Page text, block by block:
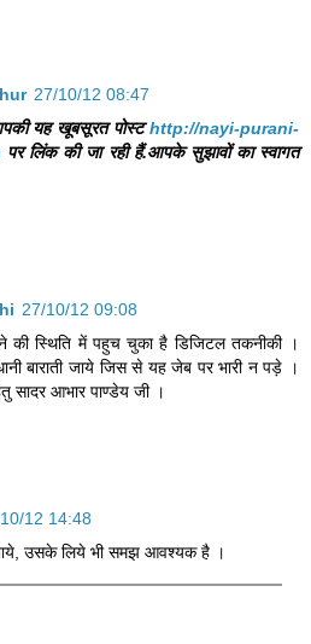
27/10/12 08:47
यह खूबसूरत पोस्टhttp://nayi-purani-
पर लिंक की जा रही हैं.आपके सुझावों का स्वागत
27/10/12 09:08
की स्थिति में पहुच चुका है डिजिटल तकनीकी ।
बाराती जाये जिस से यह जेब पर भारी न पड़े ।
सादर आभार पाण्डेय जी ।
12 14:48
उसके लिये भी समझ आवश्यक है ।